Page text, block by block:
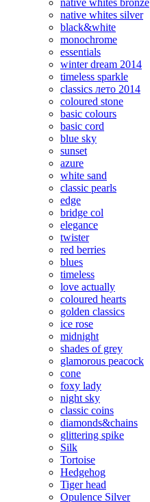
native whites bronze
native whites silver
black&white
monochrome
essentials
winter dream 2014
timeless sparkle
classics лето 2014
coloured stone
basic colours
basic cord
blue sky
sunset
azure
white sand
classic pearls
edge
bridge col
elegance
twister
red berries
blues
timeless
love actually
coloured hearts
golden classics
ice rose
midnight
shades of grey
glamorous peacock
cone
foxy lady
night sky
classic coins
diamonds&chains
glittering spike
Silk
Tortoise
Hedgehog
Tiger head
Opulence Silver